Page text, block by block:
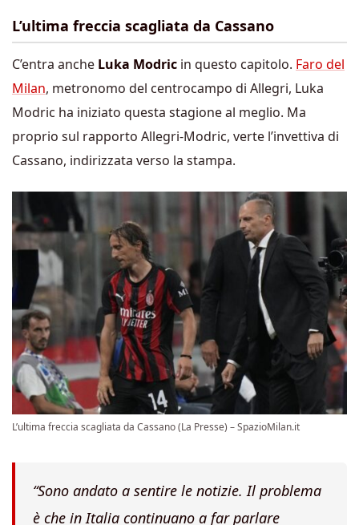
L’ultima freccia scagliata da Cassano
C’entra anche Luka Modric in questo capitolo. Faro del
Milan, metronomo del centrocampo di Allegri, Luka
Modric ha iniziato questa stagione al meglio. Ma
proprio sul rapporto Allegri-Modric, verte l’invettiva di
Cassano, indirizzata verso la stampa.
L’ultima freccia scagliata da Cassano (La Presse) – SpazioMilan.it
“Sono andato a sentire le notizie. Il problema
è che in Italia continuano a far parlare